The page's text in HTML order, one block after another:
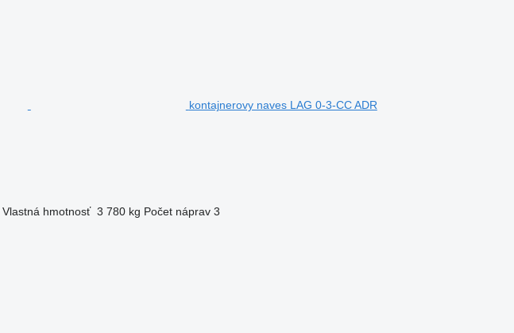
kontajnerovy naves LAG 0-3-CC ADR
Vlastná hmotnosť 3 780 kg Počet náprav 3